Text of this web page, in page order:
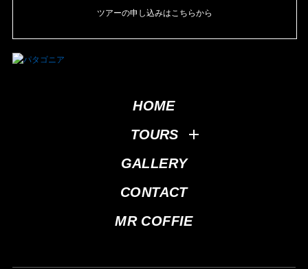
ツアーの申し込みはこちらから
HOME
TOURS
GALLERY
CONTACT
MR COFFIE